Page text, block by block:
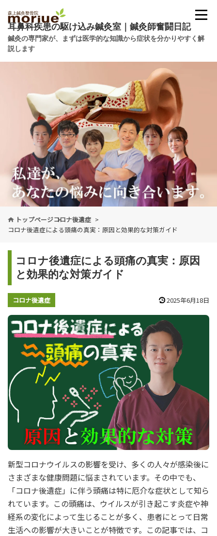
耳鼻科疾患の駆け込み鍼灸室｜鍼灸師奮闘日記
鍼灸の専門家が、まずは医学的な知識から症状を分かりやすく解
説します
トップページコロナ後遺症
コロナ後遺症による頭痛の真実：原因と効果的な対策ガイド
コロナ後遺症による頭痛の真実：原因
と効果的な対策ガイド
コロナ後遺症 2025年6月18日
新型コロナウイルスの影響を受け、多くの人々が感染後に
さまざまな健康問題に悩まされています。その中でも、
「コロナ後遺症」に伴う頭痛は特に厄介な症状として知ら
れています。この頭痛は、ウイルスが引き起こす炎症や神
経系の変化によって生じることが多く、患者にとって日常
生活への影響が大きいことが特徴です。この記事では、コ